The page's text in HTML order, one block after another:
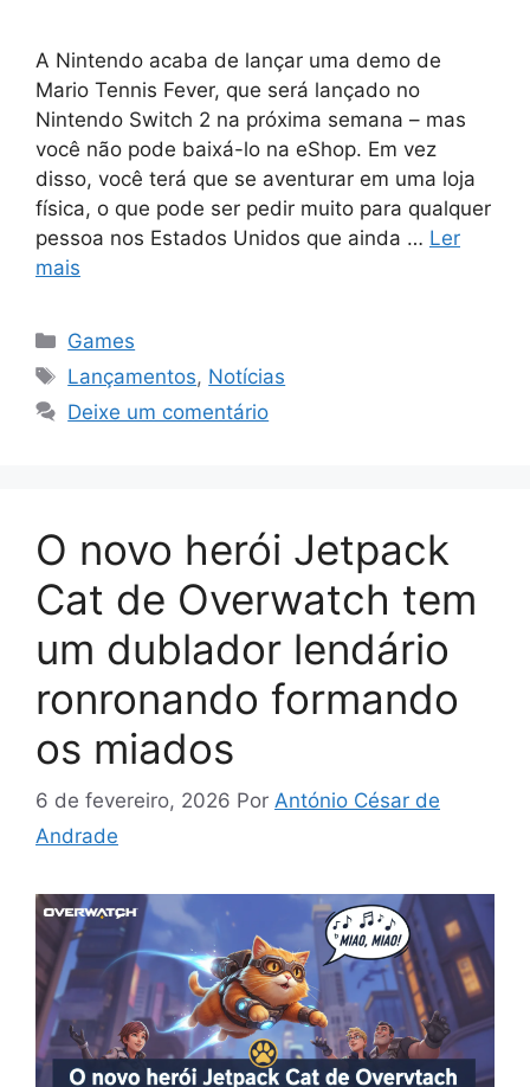
A Nintendo acaba de lançar uma demo de
Mario Tennis Fever, que será lançado no
Nintendo Switch 2 na próxima semana – mas
você não pode baixá-lo na eShop. Em vez
disso, você terá que se aventurar em uma loja
física, o que pode ser pedir muito para qualquer
pessoa nos Estados Unidos que ainda … Ler
mais
Categorias
Games
Tags
Lançamentos, Notícias
Deixe um comentário
O novo herói Jetpack
Cat de Overwatch tem
um dublador lendário
ronronando formando
os miados
6 de fevereiro, 2026 Por António César de
Andrade